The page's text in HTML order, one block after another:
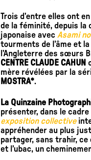
Trois d’entre elles ont
de la féminité, depuis la
japonaise avec Asami
tourments de l’âme et
l’Angleterre des sœurs
CENTRE CLAUDE CAHUN
mère révélées par la
MOSTRA*.
La Quinzaine
présenter, dans le
exposition collective
appréhender au plus
partager, sans trahir, ce
et l’ubac, un